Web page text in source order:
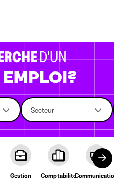
D'UN
EMPLOI?
Secteur
Gestion Comptabilité